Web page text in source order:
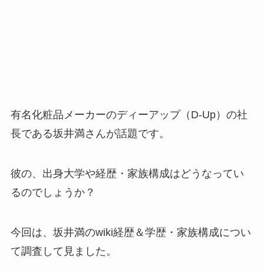
有名化粧品メーカーのディーアップ（D-Up）の社
長である坂井満さんが話題です。
彼の、出身大学や経歴・家族構成はどうなってい
るのでしょうか？
今回は、坂井満のwiki経歴＆学歴・家族構成につい
て調査して見ました。